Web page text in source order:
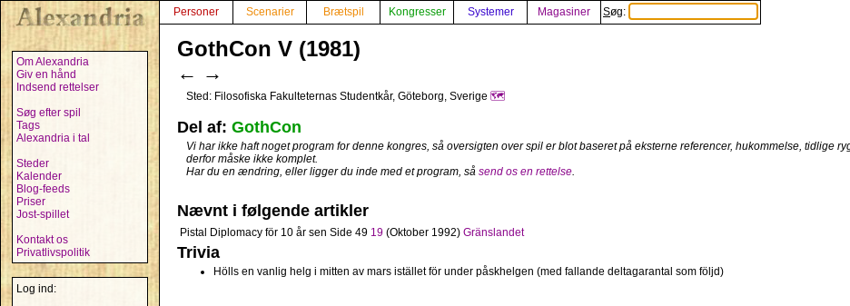
Om Alexandria
Giv en hånd
Indsend rettelser
Søg efter spil
Tags
Alexandria i tal
Steder
Kalender
Blog-feeds
Priser
Jost-spillet
Kontakt os
Privatlivspolitik
Log ind:
Personer Scenarier Brætspil Kongresser Systemer Magasiner Søg:
GothCon V (1981)
← →
Sted: Filosofiska Fakulteternas Studentkår, Göteborg, Sverige 🗺️
Del af: GothCon
Vi har ikke haft noget program for denne kongres, så oversigten over spil er blot baseret på eksterne referencer, hukommelse, tidlige
derfor måske ikke komplet.
Har du en ændring, eller ligger du inde med et program, så send os en rettelse.
Nævnt i følgende artikler
Pistal Diplomacy för 10 år sen Side 49 19 (Oktober 1992) Gränslandet
Trivia
Hölls en vanlig helg i mitten av mars istället för under påskhelgen (med fallande deltagarantal som följd)